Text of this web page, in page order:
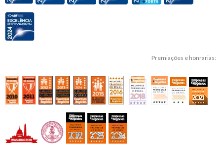
Premiações e honrarias: